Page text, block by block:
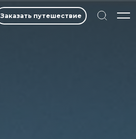
Заказать путешествие